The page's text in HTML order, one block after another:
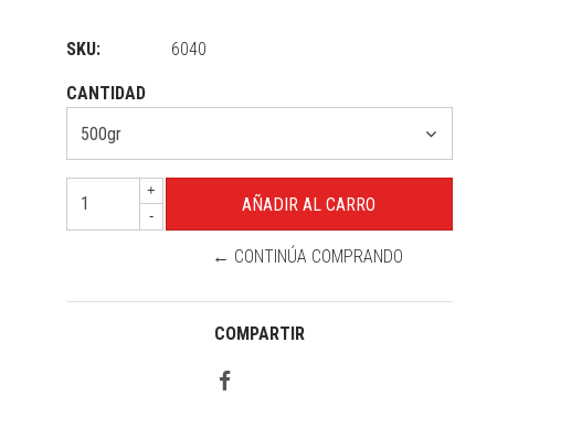
SKU: 6040
CANTIDAD
+
-
← CONTINÚA COMPRANDO
COMPARTIR